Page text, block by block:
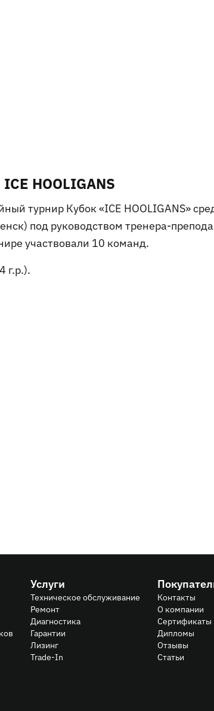
HOOLIGANS
турнир Кубок «ICE HOOLIGANS»
под руководством тренера-
участвовали 10 команд.
г.р.).
Услуги
Техническое обслуживание
Ремонт
Диагностика
Гарантии
Лизинг
Trade-In
Контакты
О компании
Сертификаты
Дипломы
Отзывы
Статьи